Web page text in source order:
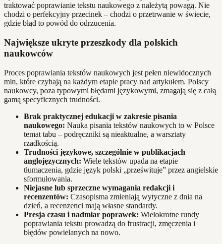
traktować poprawianie tekstu naukowego z należytą powagą. Nie
chodzi o perfekcyjny przecinek – chodzi o przetrwanie w świecie,
gdzie błąd to powód do odrzucenia.
Największe ukryte przeszkody dla polskich
naukowców
Proces poprawiania tekstów naukowych jest pełen niewidocznych
min, które czyhają na każdym etapie pracy nad artykułem. Polscy
naukowcy, poza typowymi błędami językowymi, zmagają się z całą
gamą specyficznych trudności.
Brak praktycznej edukacji w zakresie pisania
naukowego: Nauka pisania tekstów naukowych to w Polsce
temat tabu – podręczniki są nieaktualne, a warsztaty
rzadkością.
Trudności językowe, szczególnie w publikacjach
anglojęzycznych: Wiele tekstów upada na etapie
tłumaczenia, gdzie język polski „prześwituje” przez angielskie
sformułowania.
Niejasne lub sprzeczne wymagania redakcji i
recenzentów: Czasopisma zmieniają wytyczne z dnia na
dzień, a recenzenci mają własne standardy.
Presja czasu i nadmiar poprawek: Wielokrotne rundy
poprawiania tekstu prowadzą do frustracji, zmęczenia i
błędów powielanych na nowo.